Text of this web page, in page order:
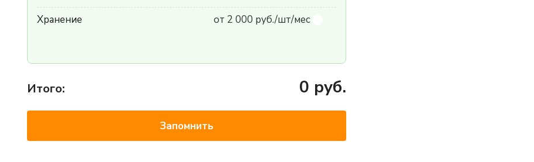
Хранение от 2 000 руб./шт/мес
Итого: 0 руб.
Запомнить